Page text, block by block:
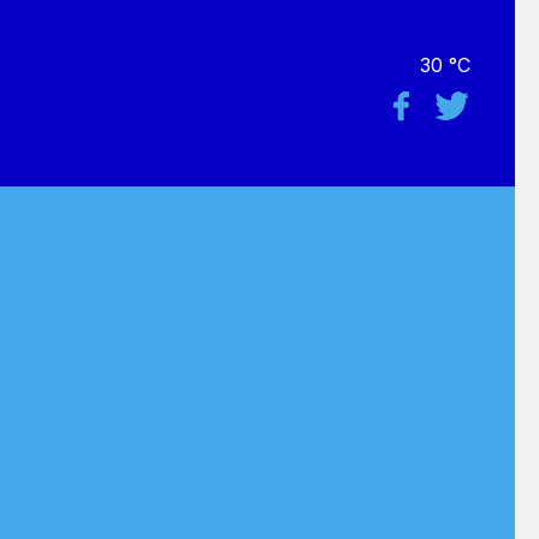
30 °C